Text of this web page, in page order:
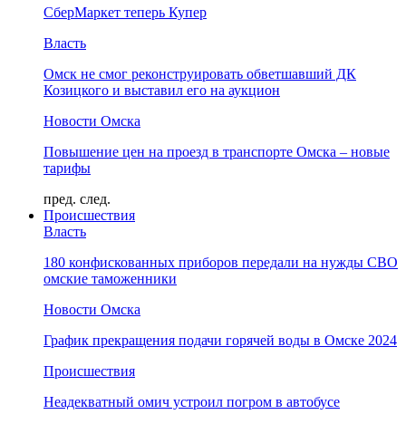
СберМаркет теперь Купер
Власть
Омск не смог реконструировать обветшавший ДК
Козицкого и выставил его на аукцион
Новости Омска
Повышение цен на проезд в транспорте Омска – новые
тарифы
пред. след.
Происшествия
Власть
180 конфискованных приборов передали на нужды СВО
омские таможенники
Новости Омска
График прекращения подачи горячей воды в Омске 2024
Происшествия
Неадекватный омич устроил погром в автобусе